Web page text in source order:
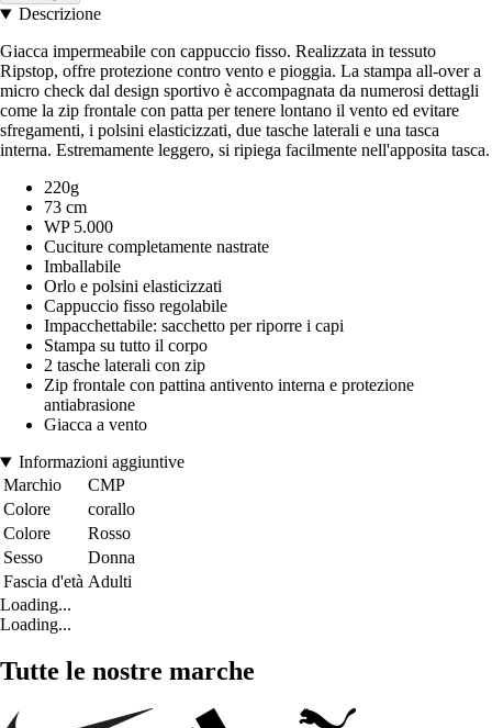
Descrizione
Giacca impermeabile con cappuccio fisso. Realizzata in tessuto
Ripstop, offre protezione contro vento e pioggia. La stampa all-over a
micro check dal design sportivo è accompagnata da numerosi dettagli
come la zip frontale con patta per tenere lontano il vento ed evitare
sfregamenti, i polsini elasticizzati, due tasche laterali e una tasca
interna. Estremamente leggero, si ripiega facilmente nell'apposita tasca.
220g
73 cm
WP 5.000
Cuciture completamente nastrate
Imballabile
Orlo e polsini elasticizzati
Cappuccio fisso regolabile
Impacchettabile: sacchetto per riporre i capi
Stampa su tutto il corpo
2 tasche laterali con zip
Zip frontale con pattina antivento interna e protezione
antiabrasione
Giacca a vento
Informazioni aggiuntive
Marchio
CMP
Colore
corallo
Colore
Rosso
Sesso
Donna
Fascia d'età Adulti
Loading...
Loading...
Tutte le nostre marche